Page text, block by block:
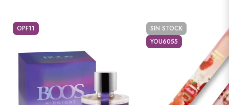
OPF11
SIN STOCK
YOU6055